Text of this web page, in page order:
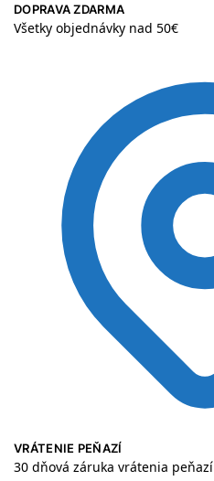
DOPRAVA ZDARMA
Všetky objednávky nad 50€
VRÁTENIE PEŇAZÍ
30 dňová záruka vrátenia peňazí